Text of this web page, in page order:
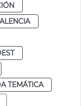
TEMÁTICA